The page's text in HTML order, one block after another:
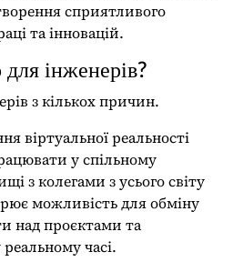
сприятливого
та інновацій.
інженерів?
з кількох причин.
віртуальної реальності
у спільному
з колегами з усього світу
можливість для обміну
над проєктами та
часі.